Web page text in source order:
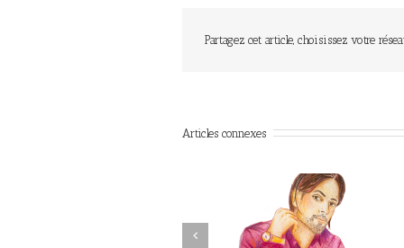
Partagez cet article, choisissez votre
Articles connexes
Previous